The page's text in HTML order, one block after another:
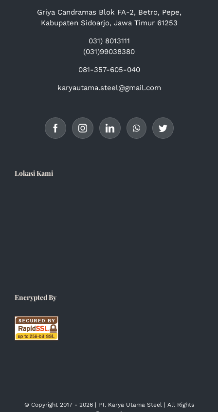
Griya Candramas Blok FA-2, Betro, Pepe,
Kabupaten Sidoarjo, Jawa Timur 61253
031) 8013111
(031)99038380
081-357-605-040
karyautama.steel@gmail.com
Lokasi Kami
Encrypted By
© Copyright 2017 - 2026 | PT. Karya Utama Steel | All Rights